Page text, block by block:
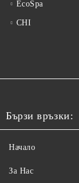
EcoSpa
CHI
Бързи връзки:
Начало
За Нас